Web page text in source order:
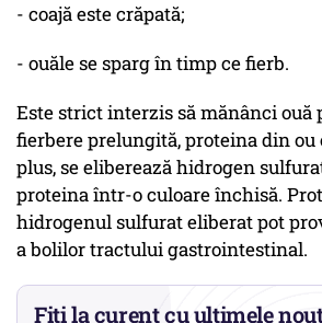
- coajă este crăpată;
- ouăle se sparg în timp ce fierb.
Este strict interzis să mănânci ouă
fierbere prelungită, proteina din ou
plus, se eliberează hidrogen
proteina într-o culoare închisă.
hidrogenul sulfurat eliberat pot
a bolilor tractului gastrointestinal.
Fiți la curent cu ultimele